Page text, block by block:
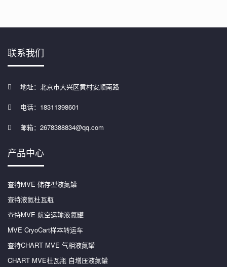
联系我们
地址：北京市大兴区黄村安顺南路
电话：18311398601
邮箱：2678388834@qq.com
产品中心
查特MVE 储存型液氮罐
查特液氦杜瓦瓶
查特MVE 航空运输液氮罐
MVE CryoCart样本转运车
查特CHART MVE 气相液氮罐
CHART MVE杜瓦瓶 自增压液氮罐